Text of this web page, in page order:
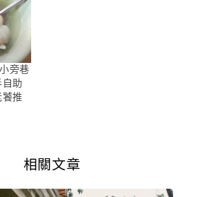
旁巷
助
推
相關文章